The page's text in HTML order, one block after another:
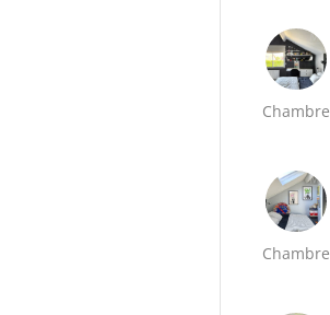
Chambre
Chambre